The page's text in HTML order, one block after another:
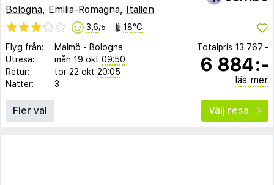
Bologna, Emilia-Romagna, Italien
3,6/5 18°C
Flyg från: Malmö - Bologna
Utresa:
mån 19 okt 09:50
Retur:
tor 22 okt 20:05
Nätter:
3
Totalpris 13 767:-
6 884:-
läs mer
Fler val Välj resa